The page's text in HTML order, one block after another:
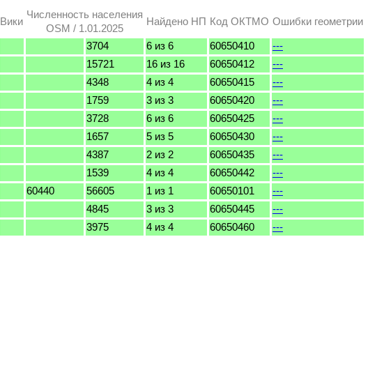
Вики
Численность населения
OSM / 1.01.2025
Найдено НП Код ОКТМО Ошибки геометрии
3704 6 из 6 60650410
---
15721 16 из 16 60650412
---
4348 4 из 4 60650415
---
1759 3 из 3 60650420
---
3728 6 из 6 60650425
---
1657 5 из 5 60650430
---
4387 2 из 2 60650435
---
1539 4 из 4 60650442
---
60440 56605 1 из 1 60650101
---
4845 3 из 3 60650445
---
3975 4 из 4 60650460 ---